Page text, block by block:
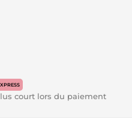
court lors du paiement